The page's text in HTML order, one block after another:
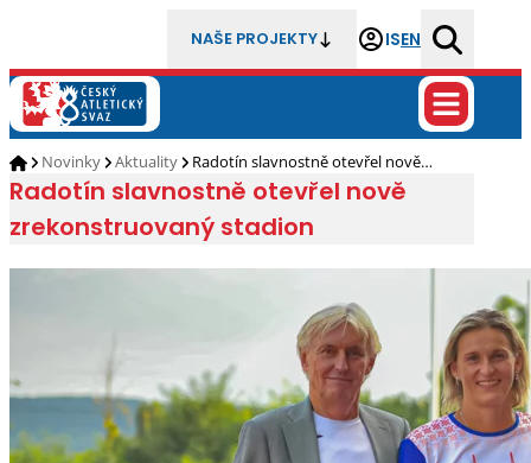
NAŠE PROJEKTY ISEN
Novinky Aktuality Radotín slavnostně otevřel nově…
Radotín slavnostně otevřel nově
zrekonstruovaný stadion